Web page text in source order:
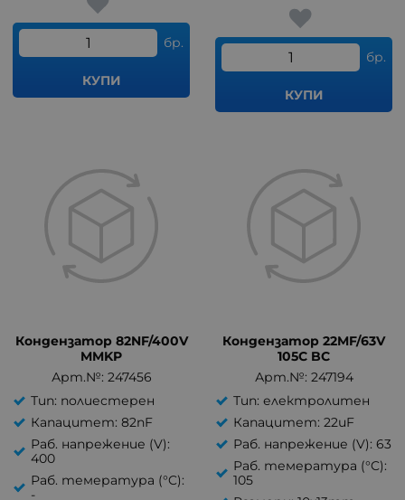
бр.
КУПИ
бр.
КУПИ
Кондензатор 82NF/400V
MMKP
Арт.№: 247456
Тип: полиестерен
Капацитет: 82nF
Раб. напрежение (V):
400
Раб. темература (°C):
-
Кондензатор 22MF/63V
105C BC
Арт.№: 247194
Тип: електролитен
Капацитет: 22uF
Раб. напрежение (V): 63
Раб. темература (°C):
105